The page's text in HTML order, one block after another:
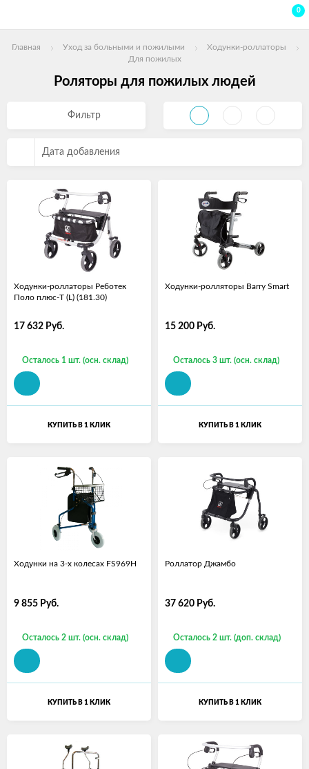
0
Главная Уход за больными и пожилыми
Ходунки-роллаторы
Для пожилых
Роляторы для пожилых людей
Фильтр
Дата добавления
Ходунки-роллаторы Реботек
Поло плюс-T (L) (181.30)
17 632 Руб.
Осталось 1 шт. (осн. склад)
КУПИТЬ В 1 КЛИК
Ходунки-ролляторы Barry Smart
15 200 Руб.
Осталось 3 шт. (осн. склад)
КУПИТЬ В 1 КЛИК
Ходунки на 3-х колесах FS969H
9 855 Руб.
Осталось 2 шт. (осн. склад)
КУПИТЬ В 1 КЛИК
Роллатор Джамбо
37 620 Руб.
Осталось 2 шт. (доп. склад)
КУПИТЬ В 1 КЛИК